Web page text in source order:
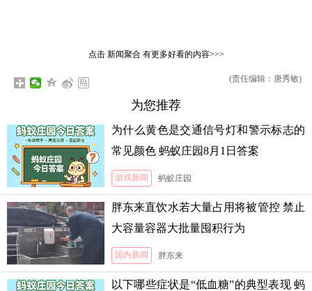
点击 新闻聚合有更多好看的内容>>>
(责任编辑：唐秀敏)
为您推荐
为什么黄色是交通信号灯和警示标志的
常见颜色 蚂蚁庄园8月1日答案
游戏新闻 蚂蚁庄园
胖东来直饮水若大量占用将被管控 禁止
大容量容器大批量囤积行为
国内新闻 胖东来
以下哪些症状是“低血糖”的典型表现 蚂